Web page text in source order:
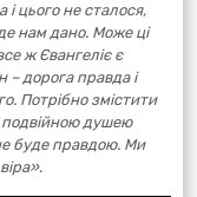
і цього не сталося,
нам дано. Може ці
ж Євангеліє є
дорога правда і
Потрібно змістити
душею
буде правдою. Ми
.